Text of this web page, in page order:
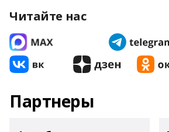
Читайте нас
Партнеры